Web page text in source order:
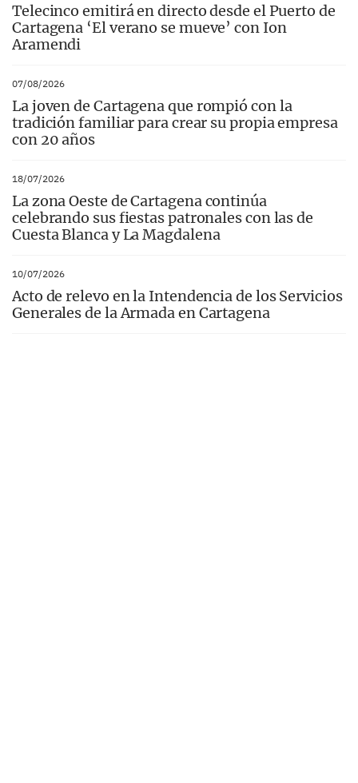
Telecinco emitirá en directo desde el Puerto de
Cartagena ‘El verano se mueve’ con Ion
Aramendi
07/08/2026
La joven de Cartagena que rompió con la
tradición familiar para crear su propia empresa
con 20 años
18/07/2026
La zona Oeste de Cartagena continúa
celebrando sus fiestas patronales con las de
Cuesta Blanca y La Magdalena
10/07/2026
Acto de relevo en la Intendencia de los Servicios
Generales de la Armada en Cartagena